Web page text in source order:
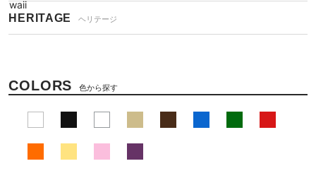
HERITAGE ヘリテージ
COLORS 色から探す